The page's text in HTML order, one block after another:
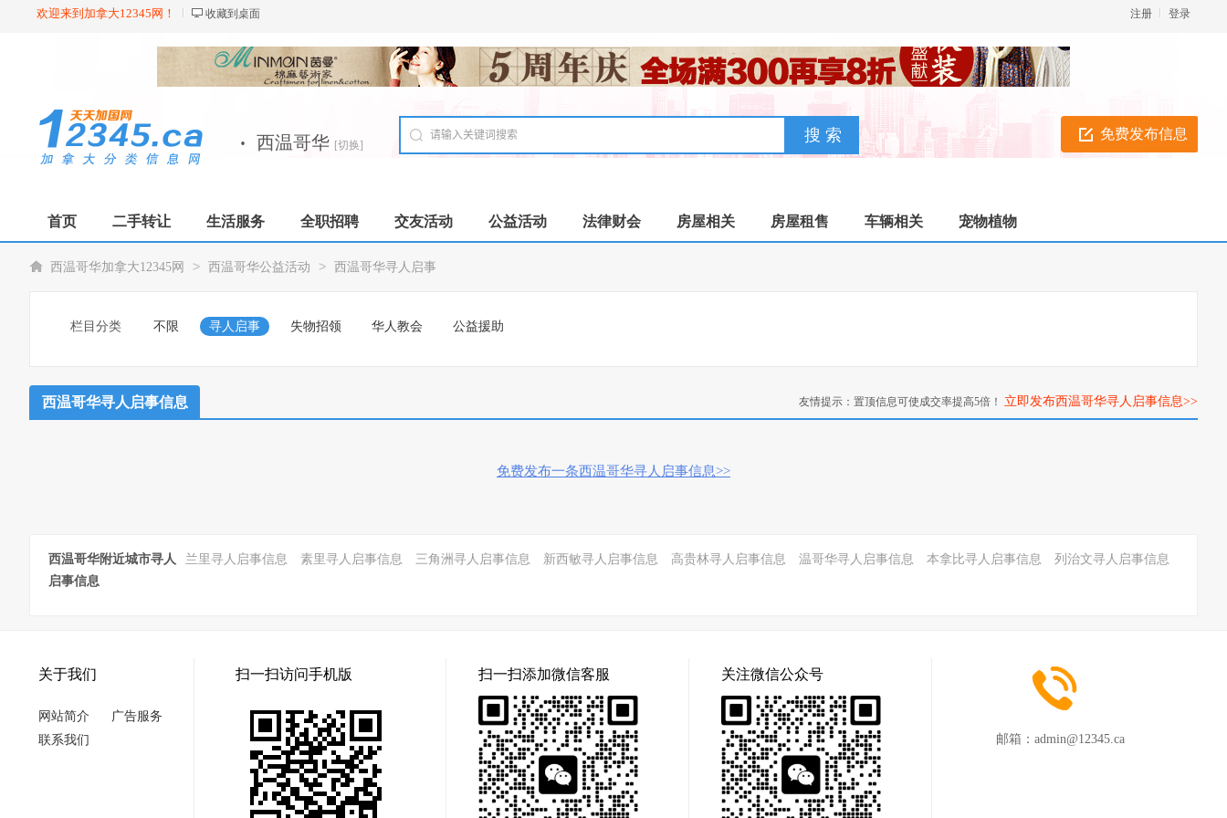
欢迎来到加拿大12345网！ 收藏到桌面 登录
注册
免费发布信息
· 西温哥华 [切换]
首页 二手转让 生活服务 全职招聘 交友活动 公益活动 法律财会 房屋相关 房屋租售 车辆相关 宠物植物
西温哥华加拿大12345网 > 西温哥华公益活动 > 西温哥华寻人启事
栏目分类 不限 寻人启事 失物招领 华人教会 公益援助
西温哥华寻人启事信息 友情提示：置顶信息可使成交率提高5倍！ 立即发布西温哥华寻人启事信息>>
免费发布一条西温哥华寻人启事信息>>
西温哥华附近城市寻人
启事信息
兰里寻人启事信息 素里寻人启事信息 三角洲寻人启事信息 新西敏寻人启事信息 高贵林寻人启事信息 温哥华寻人启事信息 本拿比寻人启事信息 列治文寻人启事信息
关于我们
网站简介
广告服务
联系我们
扫一扫访问手机版 扫一扫添加微信客服 关注微信公众号
邮箱： admin@12345.ca